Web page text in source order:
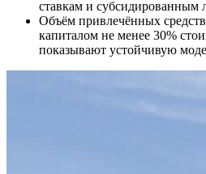
ставкам и субсидированным
Объём привлечённых
капиталом не менее 30%
показывают устойчивую